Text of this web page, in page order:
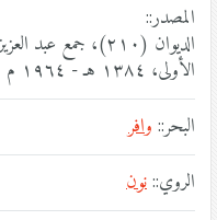
المصدر::
الديوان (٢١٠)، جمع
الأولى، ١٣٨٤ هـ - ١٩٦٤ م
البحر:: وافر
الروي::نون